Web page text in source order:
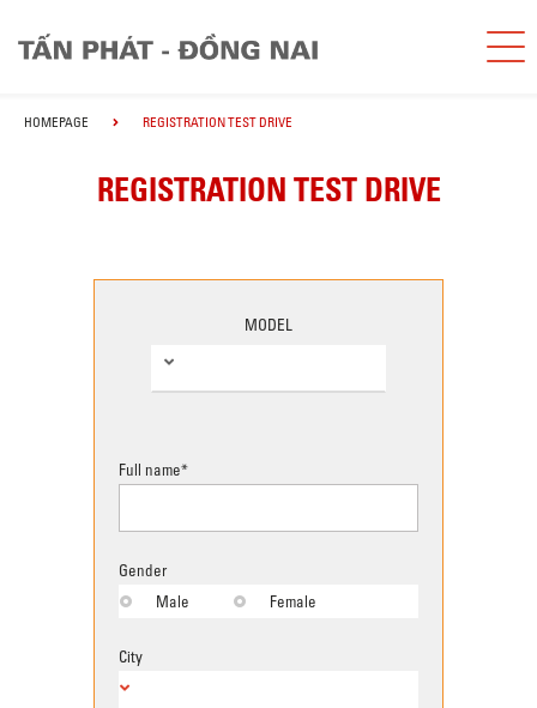
HOMEPAGE REGISTRATION TEST DRIVE
REGISTRATION TEST DRIVE
MODEL
Full name*
Gender
Male
Female
City